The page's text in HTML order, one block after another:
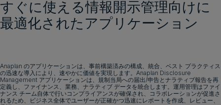
デモをリクエスト
すぐに使える情報開示管理向けに
最適化されたアプリケーション
Anaplan のアプリケーションは、事前構築済みの構成、統合、ベスト プラクティス
の迅速な導入により、速やかに価値を実現します。Anaplan Disclosure
Management アプリケーションは、規制当局への届出/申告とナラティブ報告を再
定義し、ファイナンス、業務、ナラティブ データを統合します。運用管理はファイ
ナンス チーム自体で行いコンプライアンスが確保され、コラボレーションが促進さ
れるため、ビジネス全体でユーザーが正確かつ迅速にレポートを作成、レビュー、